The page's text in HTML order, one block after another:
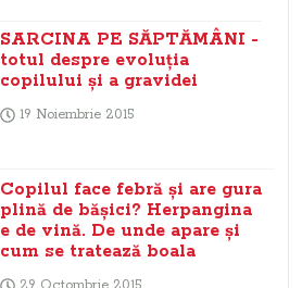
SARCINA PE SĂPTĂMÂNI -
totul despre evoluţia
copilului şi a gravidei
19 Noiembrie 2015
Copilul face febră şi are gura
plină de băşici? Herpangina
e de vină. De unde apare şi
cum se tratează boala